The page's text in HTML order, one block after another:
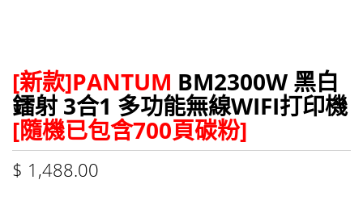
[新款]PANTUM BM2300W 黑白
鐳射 3合1 多功能無線WIFI打印機
[隨機已包含700頁碳粉]
$ 1,488.00